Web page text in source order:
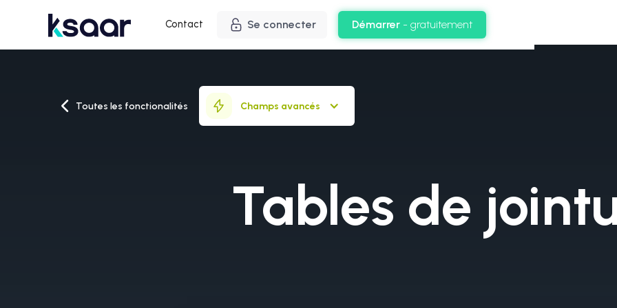
Contact Se connecter Démarrer - gratuitement
Toutes les fonctionalités Champs avancés
Tables de